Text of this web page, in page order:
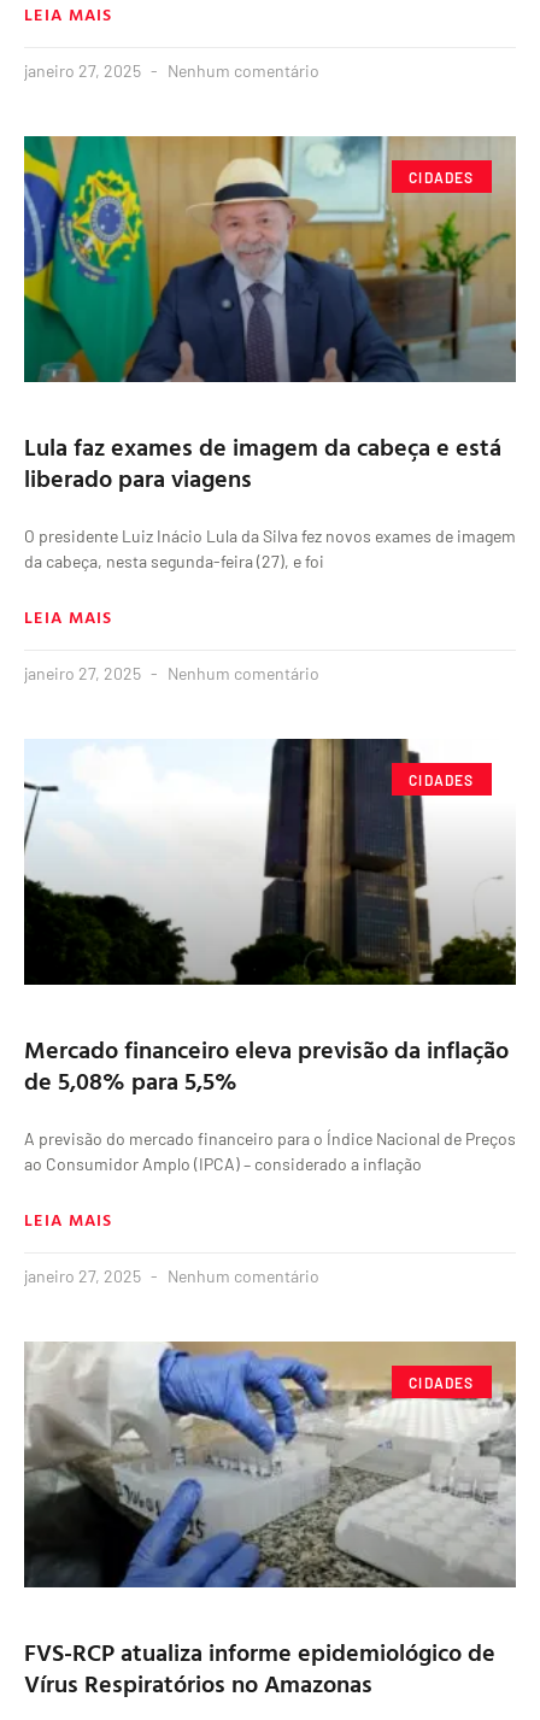
LEIA MAIS
janeiro 27, 2025 Nenhum comentário
CIDADES
Lula faz exames de imagem da cabeça e está
liberado para viagens
O presidente Luiz Inácio Lula da Silva fez novos exames de imagem
da cabeça, nesta segunda-feira (27), e foi
LEIA MAIS
janeiro 27, 2025 Nenhum comentário
CIDADES
Mercado financeiro eleva previsão da inflação
de 5,08% para 5,5%
A previsão do mercado financeiro para o Índice Nacional de Preços
ao Consumidor Amplo (IPCA) – considerado a inflação
LEIA MAIS
janeiro 27, 2025 Nenhum comentário
CIDADES
FVS-RCP atualiza informe epidemiológico de
Vírus Respiratórios no Amazonas